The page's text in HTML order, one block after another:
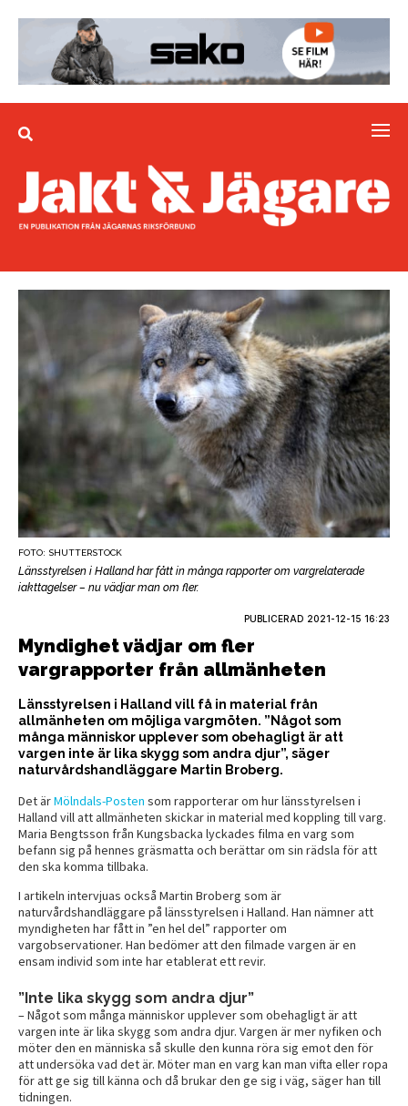
FOTO: SHUTTERSTOCK
Länsstyrelsen i Halland har fått in många rapporter om vargrelaterade
iakttagelser – nu vädjar man om fler.
PUBLICERAD 2021-12-15 16:23
Myndighet vädjar om fler
vargrapporter från allmänheten
Länsstyrelsen i Halland vill få in material från
allmänheten om möjliga vargmöten. ”Något som
många människor upplever som obehagligt är att
vargen inte är lika skygg som andra djur”, säger
naturvårdshandläggare Martin Broberg.
Det ärMölndals-Posten som rapporterar om hur länsstyrelsen i
Halland vill att allmänheten skickar in material med koppling till varg.
Maria Bengtsson från Kungsbacka lyckades filma en varg som
befann sig på hennes gräsmatta och berättar om sin rädsla för att
den ska komma tillbaka.
I artikeln intervjuas också Martin Broberg som är
naturvårdshandläggare på länsstyrelsen i Halland. Han nämner att
myndigheten har fått in ”en hel del” rapporter om
vargobservationer. Han bedömer att den filmade vargen är en
ensam individ som inte har etablerat ett revir.
”Inte lika skygg som andra djur”
– Något som många människor upplever som obehagligt är att
vargen inte är lika skygg som andra djur. Vargen är mer nyfiken och
möter den en människa så skulle den kunna röra sig emot den för
att undersöka vad det är. Möter man en varg kan man vifta eller ropa
för att ge sig till känna och då brukar den ge sig i väg, säger han till
tidningen.